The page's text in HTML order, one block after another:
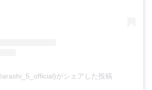
がシェアした投稿